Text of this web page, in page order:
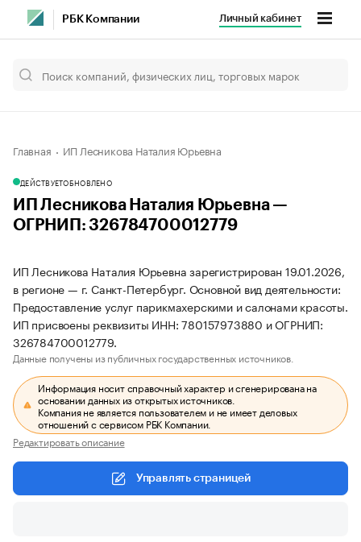
РБК Компании Личный кабинет
Главная ИП Лесникова Наталия Юрьевна
ДЕЙСТВУЕТОБНОВЛЕНО
ИП Лесникова Наталия Юрьевна —
ОГРНИП: 326784700012779
ИП Лесникова Наталия Юрьевна зарегистрирован 19.01.2026,
в регионе — г. Санкт-Петербург. Основной вид деятельности:
Предоставление услуг парикмахерскими и салонами красоты.
ИП присвоены реквизиты ИНН: 780157973880 и ОГРНИП:
326784700012779.
Данные получены из публичных государственных источников.
Информация носит справочный характер и сгенерирована на
основании данных из открытых источников.
Компания не является пользователем и не имеет деловых
отношений с сервисом РБК Компании.
Редактировать описание
Управлять страницей